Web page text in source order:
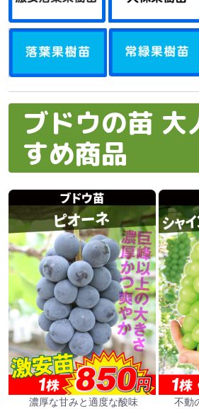
ブドウの苗 大
すめ商品
濃厚な甘みと適度な酸味
不動